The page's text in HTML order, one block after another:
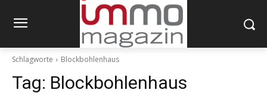
Schlagworte Blockbohlenhaus
Tag: Blockbohlenhaus